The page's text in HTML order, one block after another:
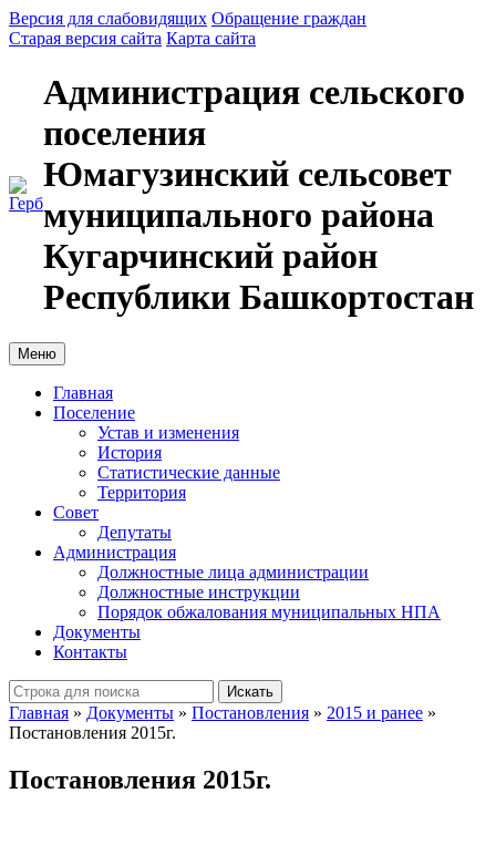
Версия для слабовидящих Обращение граждан
Старая версия сайта Карта сайта
Администрация сельского
поселения
Юмагузинский сельсовет
муниципального района
Кугарчинский район
Республики Башкортостан
Меню
Главная
Поселение
Устав и изменения
История
Статистические данные
Территория
Совет
Депутаты
Администрация
Должностные лица администрации
Должностные инструкции
Порядок обжалования муниципальных НПА
Документы
Контакты
Искать
Главная » Документы » Постановления » 2015 и ранее »
Постановления 2015г.
Постановления 2015г.